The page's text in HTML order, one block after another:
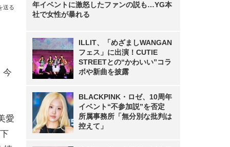
送る
今
愛
年イベントに激怒したファンの説も…YG本
社で女性が暴れる
ILLIT、「めざましWANGAN
フェス」に出演！CUTIE
STREETとの“かわいい”コラ
ボや新曲を披露
BLACKPINK・ロゼ、10周年
イベント“不参加説”を否定
所属事務所「無分別な批判は
控えて」